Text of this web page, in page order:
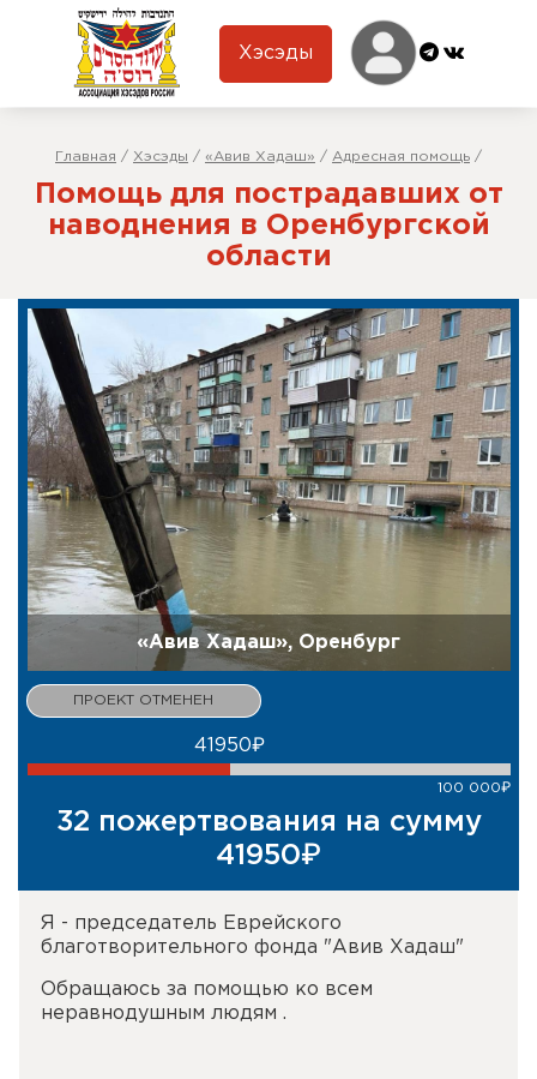
Хэсэды
Главная / Хэсэды / «Авив Хадаш» / Адресная помощь /
Помощь для пострадавших от
наводнения в Оренбургской
области
«Авив Хадаш», Оренбург
41950₽
100 000₽
32 пожертвования на сумму
41950₽
Я - председатель Еврейского
благотворительного фонда "Авив Хадаш"
Обращаюсь за помощью ко всем
неравнодушным людям .